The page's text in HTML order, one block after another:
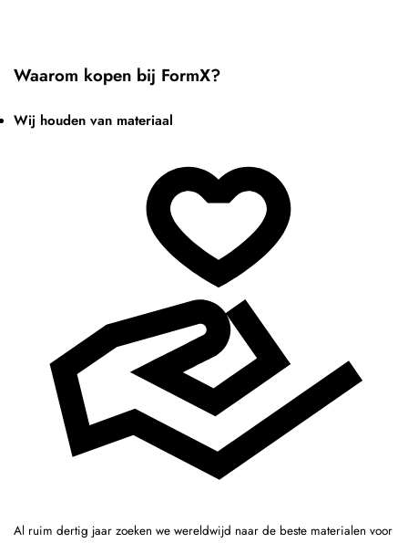
Waarom kopen bij FormX?
Wij houden van materiaal
Al ruim dertig jaar zoeken we wereldwijd naar de beste materialen voor